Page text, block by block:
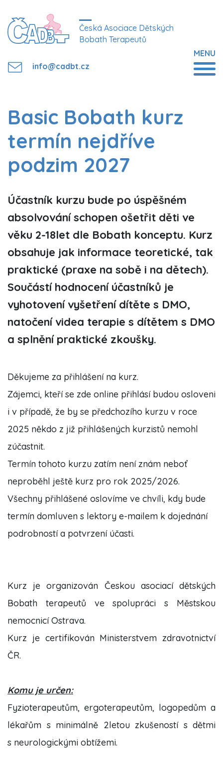
Česká Asociace Dětských
Bobath Terapeutů
info@cadbt.cz
MENU
Basic Bobath kurz
termín nejdříve
podzim 2027
Účastník kurzu bude po úspěšném
absolvování schopen ošetřit děti ve
věku 2-18let dle Bobath konceptu. Kurz
obsahuje jak informace teoretické, tak
praktické (praxe na sobě i na dětech).
Součástí hodnocení účastníků je
vyhotovení vyšetření dítěte s DMO,
natočení videa terapie s dítětem s DMO
a splnění praktické zkoušky.
Děkujeme za přihlášení na kurz.
Zájemci, kteří se zde online přihlásí budou osloveni
i v případě, že by se předchozího kurzu v roce
2025 někdo z již přihlášených kurzistů nemohl
zúčastnit.
Termín tohoto kurzu zatím není znám neboť
neproběhl ještě kurz pro rok 2025/2026.
Všechny přihlášené oslovíme ve chvíli, kdy bude
termín domluven s lektory e-mailem k dojednání
podrobností a potvrzení účasti.
Kurz je organizován Českou asociací dětských
Bobath terapeutů ve spolupráci s Městskou
nemocnicí Ostrava.
Kurz je certifikován Ministerstvem zdravotnictví
ČR.
Komu je určen:
Fyzioterapeutům, ergoterapeutům, logopedům a
lékařům s minimálně 2letou zkušeností s dětmi
s neurologickými obtížemi.